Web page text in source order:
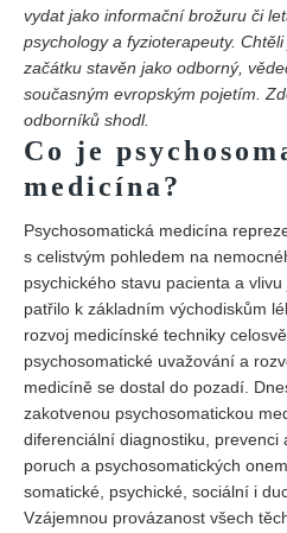
Vydání 3-
Vydání 1-
Vydání 3-
Vydání 3-
Vydání 2/
Vydání 3-
Vydání 1-
Vydání 3-
Vydání 1-
Vydání 4/
vydat jako informační brožuru či
psychology a fyzioterapeuty.
začátku stavěn jako odborný,
současným evropským pojetím.
odborníků shodl.
Co je
medicína?
Psychosomatická medicína
s celistvým pohledem na
psychického stavu pacienta a
patřilo k základním východiskům
rozvoj medicínské techniky
psychosomatické uvažování a
medicíně se dostal do pozadí.
zakotvenou psychosomatickou
diferenciální diagnostiku, prevenci
poruch a psychosomatických
somatické, psychické, sociální i
Vzájemnou provázanost všech